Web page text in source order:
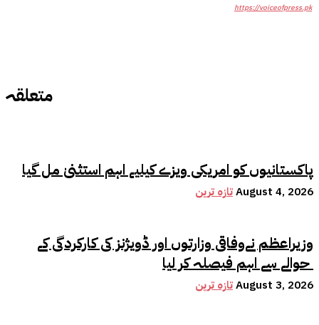
متعلقہ
پاکستانیوں کو امریکی ویزے کیلیے اہم استثنیٰ مل گیا
تازہ ترینAugust 4, 2026
وزیراعظم نےوفاقی وزارتوں اور ڈویژنز کی کارکردگی کے
حوالے سے اہم فیصلہ کر لیا
تازہ ترینAugust 3, 2026
https://voiceofpress.pk